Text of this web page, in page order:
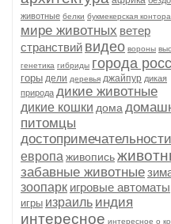
животные белки букмекерская контора
мире животных ветер
странствий видео вороны
генетика гибриды города
горы дели деревья джайпур дикая
природа дикие животные
дикие кошки дома
питомцы
достопримечательности
европа живопись
забавные животные
зоопарк игровые автоматы
игры израиль индия
интересное интересное о